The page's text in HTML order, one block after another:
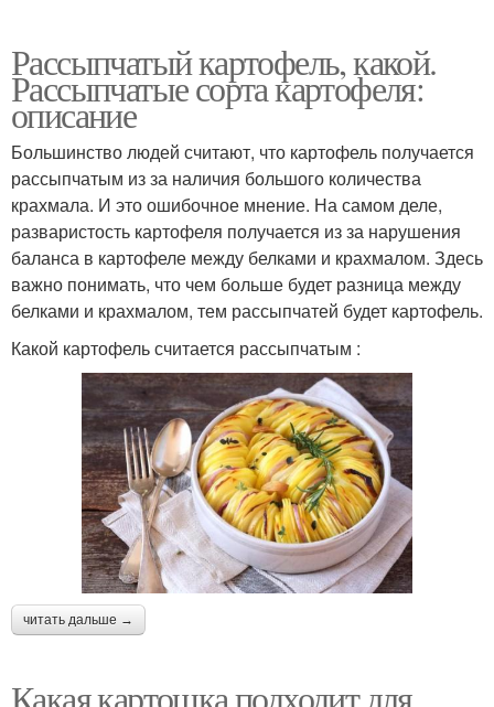
Рассыпчатый картофель, какой.
Рассыпчатые сорта картофеля:
описание
Большинство людей считают, что картофель получается
рассыпчатым из за наличия большого количества
крахмала. И это ошибочное мнение. На самом деле,
разваристость картофеля получается из за нарушения
баланса в картофеле между белками и крахмалом. Здесь
важно понимать, что чем больше будет разница между
белками и крахмалом, тем рассыпчатей будет картофель.
Какой картофель считается рассыпчатым :
читать дальше →
Какая картошка подходит для